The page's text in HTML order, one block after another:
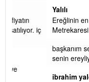
Ereğlinin en değerli en
Metrekaresi 500 bin
başkanım seni
senin ereyliye katkın
ibrahim yalçınkaya